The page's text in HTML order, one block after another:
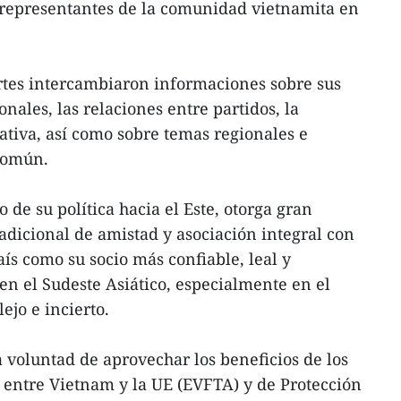
de la comunidad vietnamita en
intercambiaron informaciones sobre sus
las relaciones entre partidos, la
así como sobre temas regionales e
su política hacia el Este, otorga gran
de amistad y asociación integral con
como su socio más confiable, leal y
el Sudeste Asiático, especialmente en el
e incierto.
voluntad de aprovechar los beneficios de los
Vietnam y la UE (EVFTA) y de Protección